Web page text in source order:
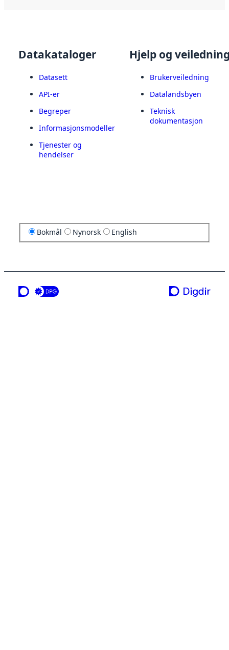
Datakataloger
Datasett
API-er
Begreper
Informasjonsmodeller
Tjenester og
hendelser
Hjelp og
Brukerveiledning
Datalandsbyen
Teknisk
dokumentasjon
Bokmål Nynorsk English